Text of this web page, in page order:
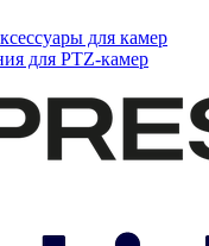
для камер
для PTZ-камер